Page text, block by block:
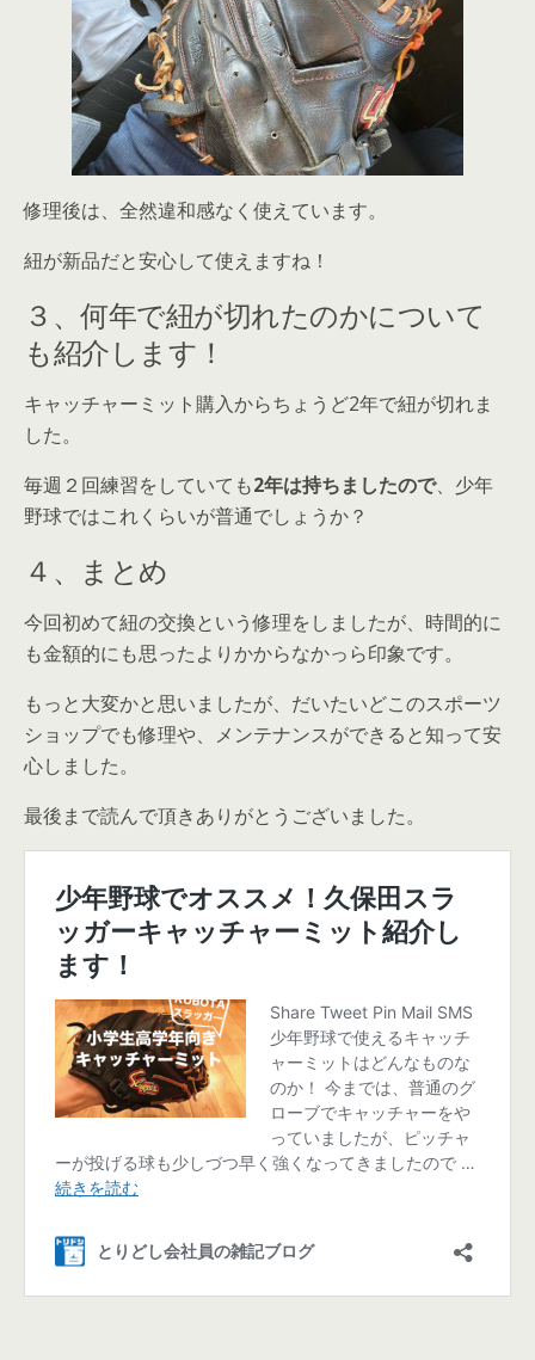
修理後は、全然違和感なく使えています。
紐が新品だと安心して使えますね！
３、何年で紐が切れたのかについて
も紹介します！
キャッチャーミット購入からちょうど2年で紐が切れま
した。
毎週２回練習をしていても2年は持ちましたので、少年
野球ではこれくらいが普通でしょうか？
４、まとめ
今回初めて紐の交換という修理をしましたが、時間的に
も金額的にも思ったよりかからなかっら印象です。
もっと大変かと思いましたが、だいたいどこのスポーツ
ショップでも修理や、メンテナンスができると知って安
心しました。
最後まで読んで頂きありがとうございました。